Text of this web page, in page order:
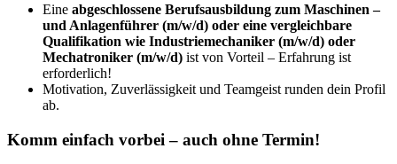
Eine abgeschlossene Berufsausbildung zum Maschinen –
und Anlagenführer (m/w/d) oder eine vergleichbare
Qualifikation wie Industriemechaniker (m/w/d) oder
Mechatroniker (m/w/d) ist von Vorteil – Erfahrung ist
erforderlich!
Motivation, Zuverlässigkeit und Teamgeist runden dein Profil
ab.
Komm einfach vorbei – auch ohne Termin!